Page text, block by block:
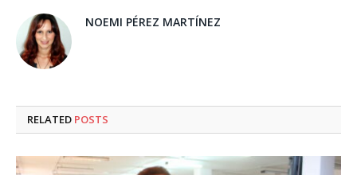
NOEMI PÉREZ MARTÍNEZ
RELATED POSTS